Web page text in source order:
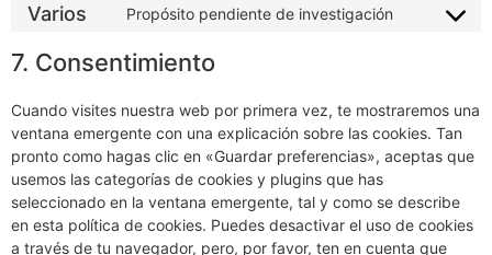
Varios Propósito pendiente de investigación
7. Consentimiento
Cuando visites nuestra web por primera vez, te mostraremos una
ventana emergente con una explicación sobre las cookies. Tan
pronto como hagas clic en «Guardar preferencias», aceptas que
usemos las categorías de cookies y plugins que has
seleccionado en la ventana emergente, tal y como se describe
en esta política de cookies. Puedes desactivar el uso de cookies
a través de tu navegador, pero, por favor, ten en cuenta que